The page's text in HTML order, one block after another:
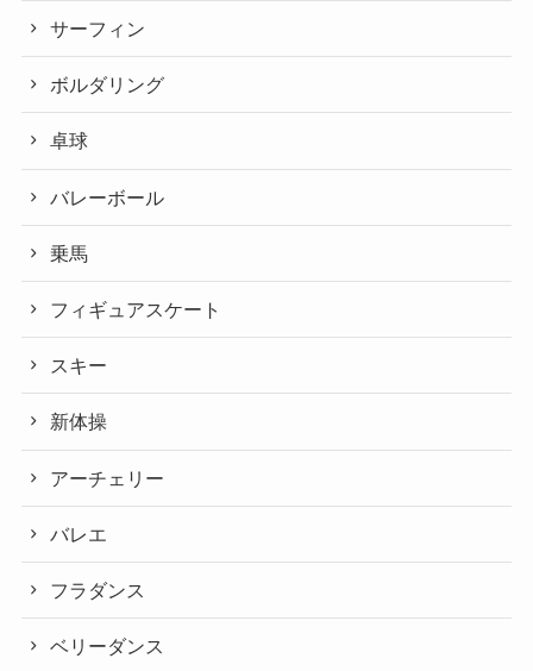
サーフィン
ボルダリング
卓球
バレーボール
乗馬
フィギュアスケート
スキー
新体操
アーチェリー
バレエ
フラダンス
ベリーダンス